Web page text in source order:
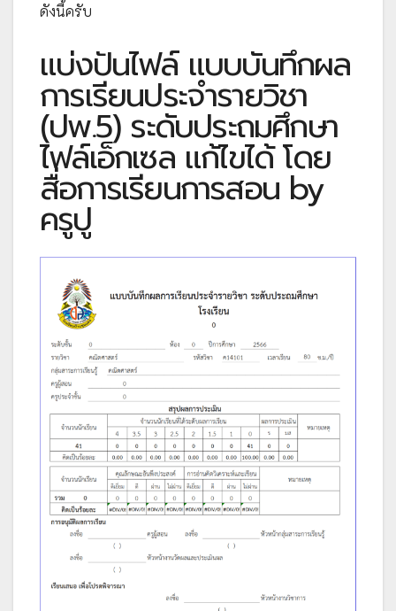
ดังนี้ครับ
แบ่งปันไฟล์ แบบบันทึกผล
การเรียนประจำรายวิชา
(ปพ.5) ระดับประถมศึกษา
ไฟล์เอ็กเซล แก้ไขได้ โดย
สื่อการเรียนการสอน by
ครูปู